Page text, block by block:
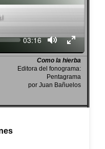
Current
03:16
Como la hierba
Editora del fonograma:
Pentagrama
por Juan Bañuelos